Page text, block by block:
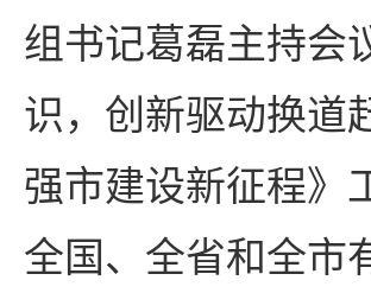
组书记葛磊主持会
识，创新驱动换道
强市建设新征程》
全国、全省和全市